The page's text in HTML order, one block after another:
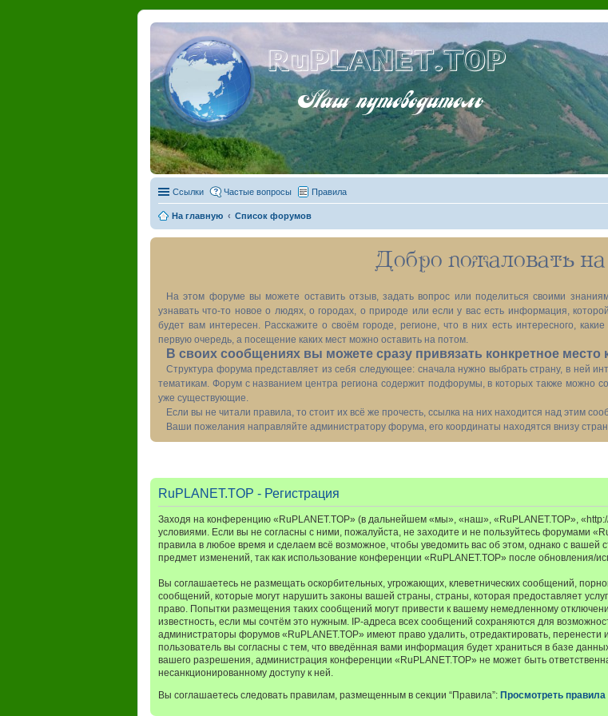
RuPLANET.TOP
Наш путеводитель
Ссылки Частые вопросы Правила
На главную Список форумов
Добро пожаловать
На этом форуме вы можете оставить отзыв, задать вопрос или поделиться своими
узнавать что-то новое о людях, о городах, о природе или если у вас есть информация,
будет вам интересен. Расскажите о своём городе, регионе, что в них есть интересного,
первую очередь, а посещение каких мест можно оставить на потом.
В своих сообщениях вы можете сразу привязать конкретное место
Структура форума представляет из себя следующее: сначала нужно выбрать страну, в ней
тематикам. Форум с названием центра региона содержит подфорумы, в которых также можно
уже существующие.
Если вы не читали правила, то стоит их всё же прочесть, ссылка на них находится над этим
Ваши пожелания направляйте администратору форума, его координаты находятся внизу
RuPLANET.TOP - Регистрация
Заходя на конференцию «RuPLANET.TOP» (в дальнейшем «мы», «наш», «RuPLANET.TOP»,
условиями. Если вы не согласны с ними, пожалуйста, не заходите и не пользуйтесь форумами
правила в любое время и сделаем всё возможное, чтобы уведомить вас об этом, однако с вашей
предмет изменений, так как использование конференции «RuPLANET.TOP» после обновления/
Вы соглашаетесь не размещать оскорбительных, угрожающих, клеветнических сообщений,
сообщений, которые могут нарушить законы вашей страны, страны, которая предоставляет
право. Попытки размещения таких сообщений могут привести к вашему немедленному
известность, если мы сочтём это нужным. IP-адреса всех сообщений сохраняются для
администраторы форумов «RuPLANET.TOP» имеют право удалить, отредактировать,
пользователь вы согласны с тем, что введённая вами информация будет храниться в базе
вашего разрешения, администрация конференции «RuPLANET.TOP» не может быть
несанкционированному доступу к ней.
Вы соглашаетесь следовать правилам, размещенным в секции “Правила”: Просмотреть